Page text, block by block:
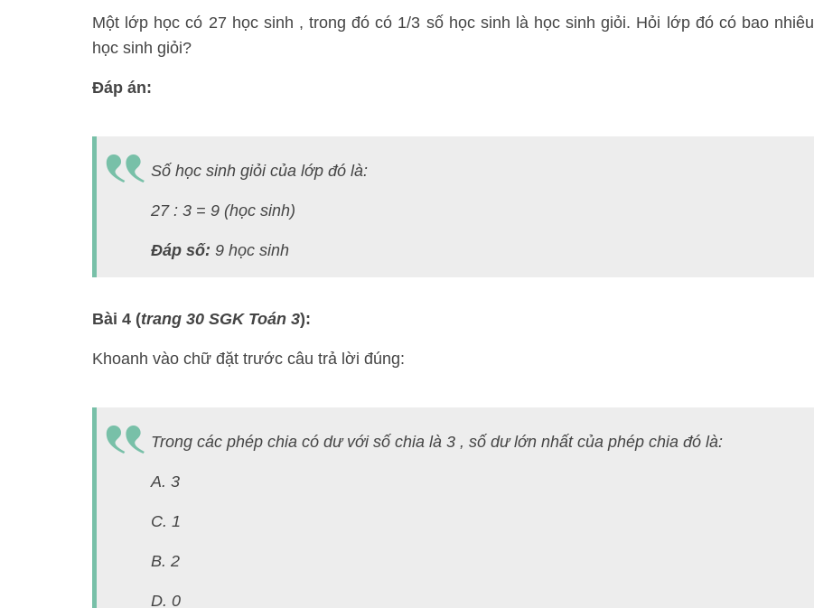
Một lớp học có 27 học sinh , trong đó có 1/3 số học sinh là học sinh giỏi. Hỏi lớp đó có bao nhiêu
học sinh giỏi?
Đáp án:
Số học sinh giỏi của lớp đó là:
27 : 3 = 9 (học sinh)
Đáp số: 9 học sinh
Bài 4 (trang 30 SGK Toán 3):
Khoanh vào chữ đặt trước câu trả lời đúng:
Trong các phép chia có dư với số chia là 3 , số dư lớn nhất của phép chia đó là:
A. 3
C. 1
B. 2
D. 0